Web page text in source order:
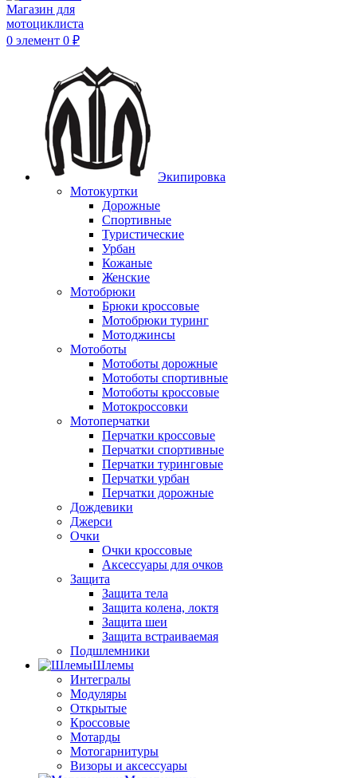
0 элемент 0 ₽
Экипировка
Мотокуртки
Дорожные
Спортивные
Туристические
Урбан
Кожаные
Женские
Мотобрюки
Брюки кроссовые
Мотобрюки туринг
Мотоджинсы
Мотоботы
Мотоботы дорожные
Мотоботы спортивные
Мотоботы кроссовые
Мотокроссовки
Мотоперчатки
Перчатки кроссовые
Перчатки спортивные
Перчатки туринговые
Перчатки урбан
Перчатки дорожные
Дождевики
Джерси
Очки
Очки кроссовые
Аксессуары для очков
Защита
Защита тела
Защита колена, локтя
Защита шеи
Защита встраиваемая
Подшлемники
Шлемы
Интегралы
Модуляры
Открытые
Кроссовые
Мотарды
Мотогарнитуры
Визоры и аксессуары